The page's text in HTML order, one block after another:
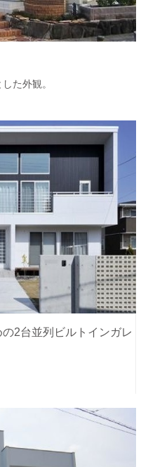
た外観。
2台並列ビルトインガレ